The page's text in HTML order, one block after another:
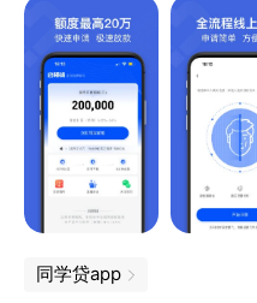
同学贷app